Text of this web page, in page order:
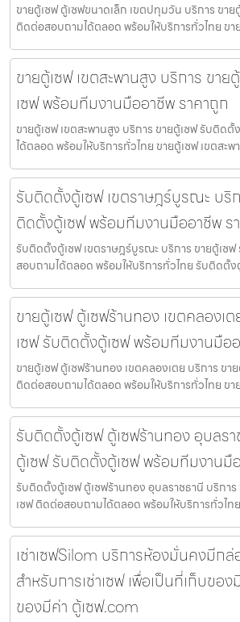
ขายตู้เซฟ ตู้เซฟขนาดเล็ก เขตปทุมวัน บริการ ขา
ติดต่อสอบถามได้ตลอด พร้อมให้บริการทั่วไทย ขา
ขายตู้เซฟ เขตสะพานสูง บริการ ขา
เซฟ พร้อมทีมงานมืออาชีพ ราคาถูก
ขายตู้เซฟ เขตสะพานสูง บริการ ขายตู้เซฟ รับติด
ได้ตลอด พร้อมให้บริการทั่วไทย ขายตู้เซฟ เขตสะพ
รับติดตั้งตู้เซฟ เขตราษฎร์บูรณะ บริ
ติดตั้งตู้เซฟ พร้อมทีมงานมืออาชีพ ร
รับติดตั้งตู้เซฟ เขตราษฎร์บูรณะ บริการ ขายตู้เซ
สอบถามได้ตลอด พร้อมให้บริการทั่วไทย รับติดตั้ง
ขายตู้เซฟ ตู้เซฟร้านทอง เขตคลองเ
เซฟ รับติดตั้งตู้เซฟ พร้อมทีมงานมือ
ขายตู้เซฟ ตู้เซฟร้านทอง เขตคลองเตย บริการ ข
ติดต่อสอบถามได้ตลอด พร้อมให้บริการทั่วไทย ขา
รับติดตั้งตู้เซฟ ตู้เซฟร้านทอง อุบลร
ตู้เซฟ รับติดตั้งตู้เซฟ พร้อมทีมงานมื
รับติดตั้งตู้เซฟ ตู้เซฟร้านทอง อุบลราชธานี บริกา
เซฟ ติดต่อสอบถามได้ตลอด พร้อมให้บริการทั่วไท
เช่าเซฟSilom บริการห้องมั่นคงมีกล่
สำหรับการเช่าเซฟ เพื่อเป็นที่เก็บขอ
ของมีค่า ตู้เซฟ.com